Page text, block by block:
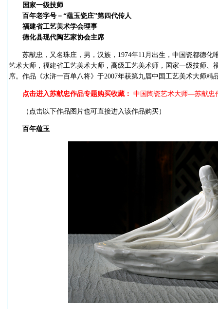
国家一级技师
百年老字号－“蕴玉瓷庄”第四代传人
福建省工艺美术学会理事
德化县现代陶艺家协会主席
苏献忠，又名珠庄，男，汉族，1974年11月出生，中国瓷都德化
艺术大师，福建省工艺美术大师，高级工艺美术师，国家一级技师、
席。作品《水浒一百单八将》于2007年获第九届中国工艺美术大师精
点击进入苏献忠作品专题购买收藏： 中国陶瓷艺术大师—苏献忠
（点击以下作品图片也可直接进入该作品购买）
百年蕴玉